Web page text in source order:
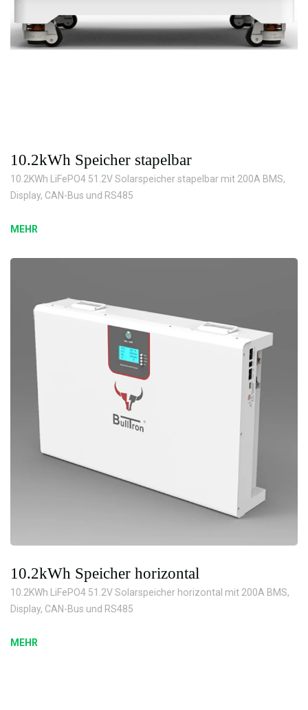
10.2kWh Speicher stapelbar
10.2KWh LiFePO4 51.2V Solarspeicher stapelbar mit 200A BMS,
Display, CAN-Bus und RS485
MEHR
10.2kWh Speicher horizontal
10.2KWh LiFePO4 51.2V Solarspeicher horizontal mit 200A BMS,
Display, CAN-Bus und RS485
MEHR